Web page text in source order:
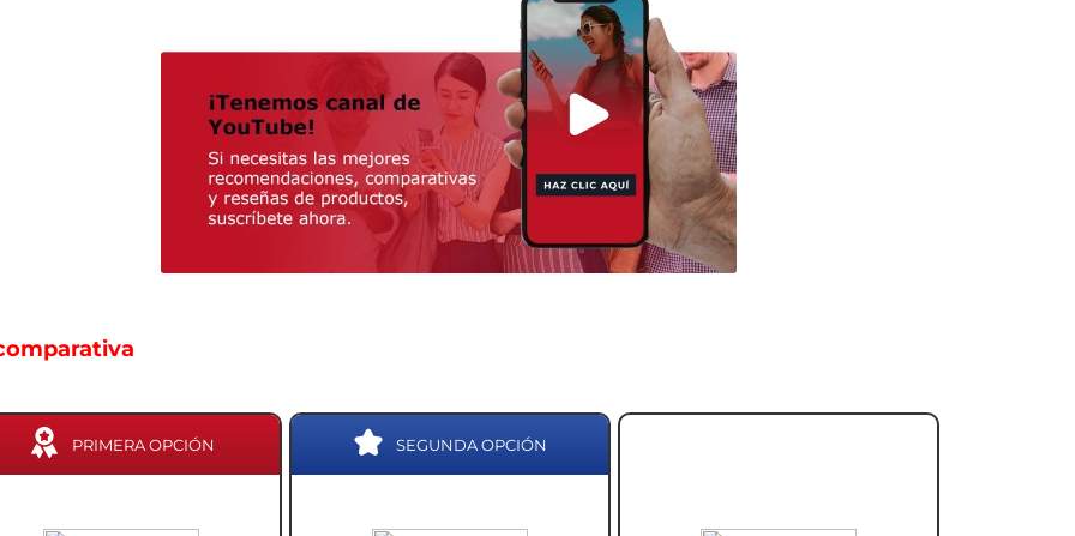
PRIMERA OPCIÓN SEGUNDA OPCIÓN